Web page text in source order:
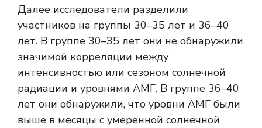
Далее исследователи разделили
участников на группы 30–35 лет и 36–40
лет. В группе 30–35 лет они не обнаружили
значимой корреляции между
интенсивностью или сезоном солнечной
радиации и уровнями АМГ. В группе 36–40
лет они обнаружили, что уровни АМГ были
выше в месяцы с умеренной солнечной